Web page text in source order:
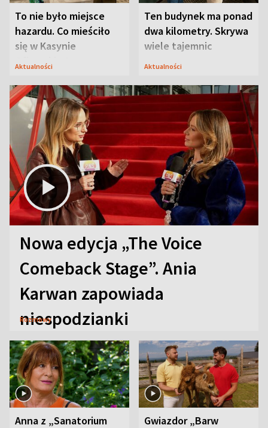
To nie było miejsce
hazardu. Co mieściło
się w Kasynie
Oficerskim?
Aktualności
Ten budynek ma ponad
dwa kilometry. Skrywa
wiele tajemnic
Aktualności
Nowa edycja „The Voice
Comeback Stage”. Ania
Karwan zapowiada
niespodzianki
Rozmowy
Anna z „Sanatorium
Gwiazdor „Barw